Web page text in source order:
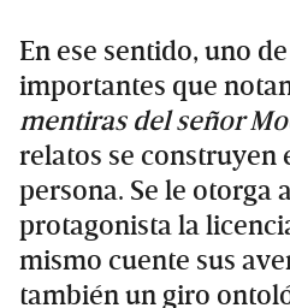
En ese sentido, uno
importantes que
mentiras del señor
relatos se construyen
persona. Se le otorga
protagonista la
mismo cuente sus
también un giro